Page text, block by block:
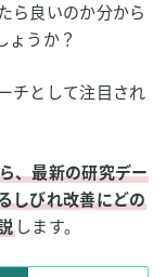
ら良いのか分から
ょうか？
チとして注目され
、最新の研究デー
しびれ改善にどの
します。